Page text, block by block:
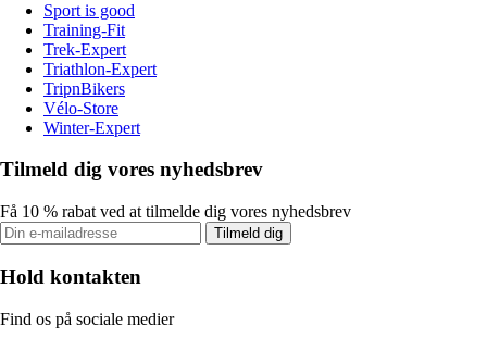
Sport is good
Training-Fit
Trek-Expert
Triathlon-Expert
TripnBikers
Vélo-Store
Winter-Expert
Tilmeld dig vores nyhedsbrev
Få 10 % rabat ved at tilmelde dig vores nyhedsbrev
Tilmeld dig
Hold kontakten
Find os på sociale medier